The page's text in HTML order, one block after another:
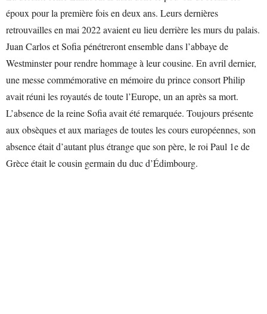
époux pour la première fois en deux ans. Leurs dernières
retrouvailles en mai 2022 avaient eu lieu derrière les murs du palais.
Juan Carlos et Sofia pénétreront ensemble dans l’abbaye de
Westminster pour rendre hommage à leur cousine. En avril dernier,
une messe commémorative en mémoire du prince consort Philip
avait réuni les royautés de toute l’Europe, un an après sa mort.
L’absence de la reine Sofia avait été remarquée. Toujours présente
aux obsèques et aux mariages de toutes les cours européennes, son
absence était d’autant plus étrange que son père, le roi Paul 1e de
Grèce était le cousin germain du duc d’Édimbourg.